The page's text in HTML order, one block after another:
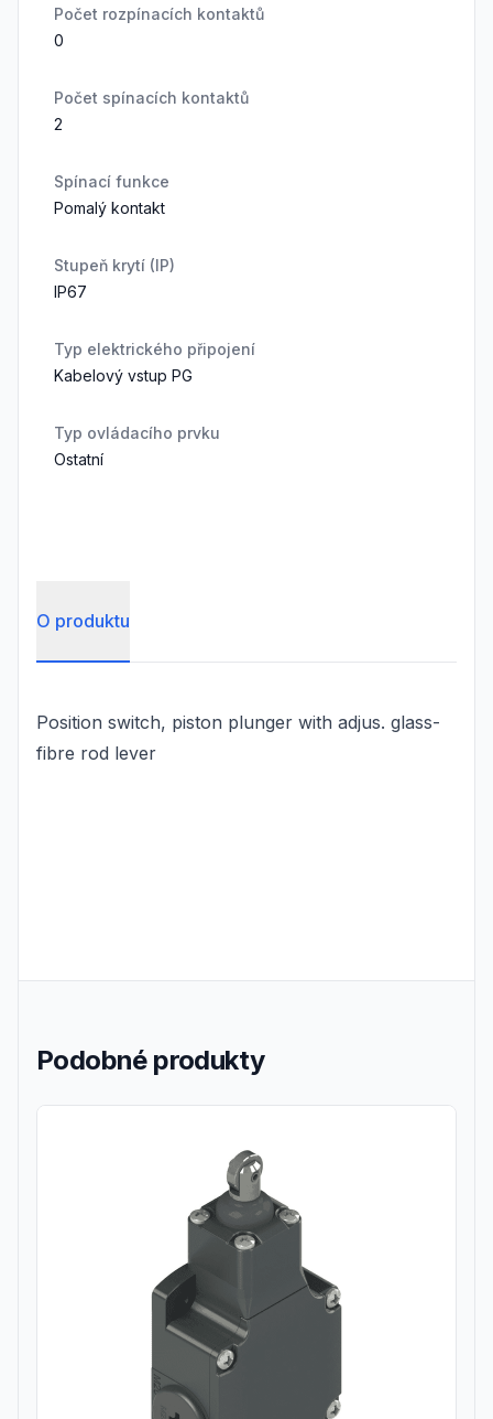
Počet rozpínacích kontaktů
0
Počet spínacích kontaktů
2
Spínací funkce
Pomalý kontakt
Stupeň krytí (IP)
IP67
Typ elektrického připojení
Kabelový vstup PG
Typ ovládacího prvku
Ostatní
O produktu
Position switch, piston plunger with adjus. glass-
fibre rod lever
Podobné produkty